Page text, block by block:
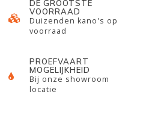
DE GROOTSTE
VOORRAAD
Duizenden kano's op
voorraad
PROEFVAART
MOGELIJKHEID
Bij onze showroom
locatie